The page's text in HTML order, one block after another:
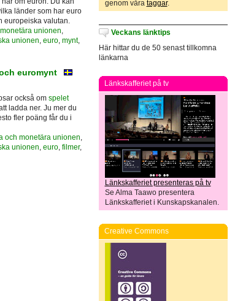
länder som har euro
europeiska valutan.
unionen,
unionen, euro, mynt,
euromynt
också om spelet
ladda ner. Ju mer du
fler poäng får du i
och monetära unionen,
unionen, euro, filmer,
genom våra taggar.
Veckans länktips
Här hittar du de 50 senast tillkomna
länkarna
Länkskafferiet på tv
Länkskafferiet presenteras på tv
Se Alma Taawo presentera
Länkskafferiet i Kunskapskanalen.
Creative Commons